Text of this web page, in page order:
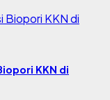
KKN di